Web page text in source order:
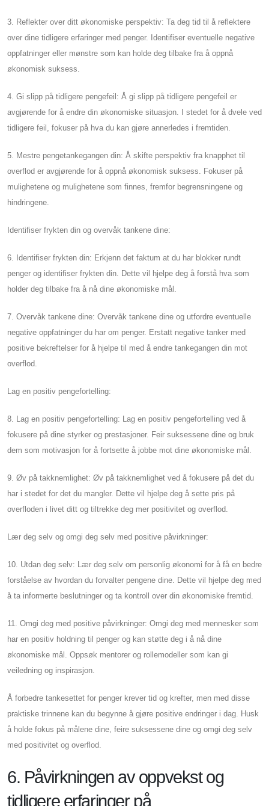
3. Reflekter over ditt økonomiske perspektiv: Ta deg tid til å reflektere
over dine tidligere erfaringer med penger. Identifiser eventuelle negative
oppfatninger eller mønstre som kan holde deg tilbake fra å oppnå
økonomisk suksess.
4. Gi slipp på tidligere pengefeil: Å gi slipp på tidligere pengefeil er
avgjørende for å endre din økonomiske situasjon. I stedet for å dvele ved
tidligere feil, fokuser på hva du kan gjøre annerledes i fremtiden.
5. Mestre pengetankegangen din: Å skifte perspektiv fra knapphet til
overflod er avgjørende for å oppnå økonomisk suksess. Fokuser på
mulighetene og mulighetene som finnes, fremfor begrensningene og
hindringene.
Identifiser frykten din og overvåk tankene dine:
6. Identifiser frykten din: Erkjenn det faktum at du har blokker rundt
penger og identifiser frykten din. Dette vil hjelpe deg å forstå hva som
holder deg tilbake fra å nå dine økonomiske mål.
7. Overvåk tankene dine: Overvåk tankene dine og utfordre eventuelle
negative oppfatninger du har om penger. Erstatt negative tanker med
positive bekreftelser for å hjelpe til med å endre tankegangen din mot
overflod.
Lag en positiv pengefortelling:
8. Lag en positiv pengefortelling: Lag en positiv pengefortelling ved å
fokusere på dine styrker og prestasjoner. Feir suksessene dine og bruk
dem som motivasjon for å fortsette å jobbe mot dine økonomiske mål.
9. Øv på takknemlighet: Øv på takknemlighet ved å fokusere på det du
har i stedet for det du mangler. Dette vil hjelpe deg å sette pris på
overfloden i livet ditt og tiltrekke deg mer positivitet og overflod.
Lær deg selv og omgi deg selv med positive påvirkninger:
10. Utdan deg selv: Lær deg selv om personlig økonomi for å få en bedre
forståelse av hvordan du forvalter pengene dine. Dette vil hjelpe deg med
å ta informerte beslutninger og ta kontroll over din økonomiske fremtid.
11. Omgi deg med positive påvirkninger: Omgi deg med mennesker som
har en positiv holdning til penger og kan støtte deg i å nå dine
økonomiske mål. Oppsøk mentorer og rollemodeller som kan gi
veiledning og inspirasjon.
Å forbedre tankesettet for penger krever tid og krefter, men med disse
praktiske trinnene kan du begynne å gjøre positive endringer i dag. Husk
å holde fokus på målene dine, feire suksessene dine og omgi deg selv
med positivitet og overflod.
6. Påvirkningen av oppvekst og
tidligere erfaringer på